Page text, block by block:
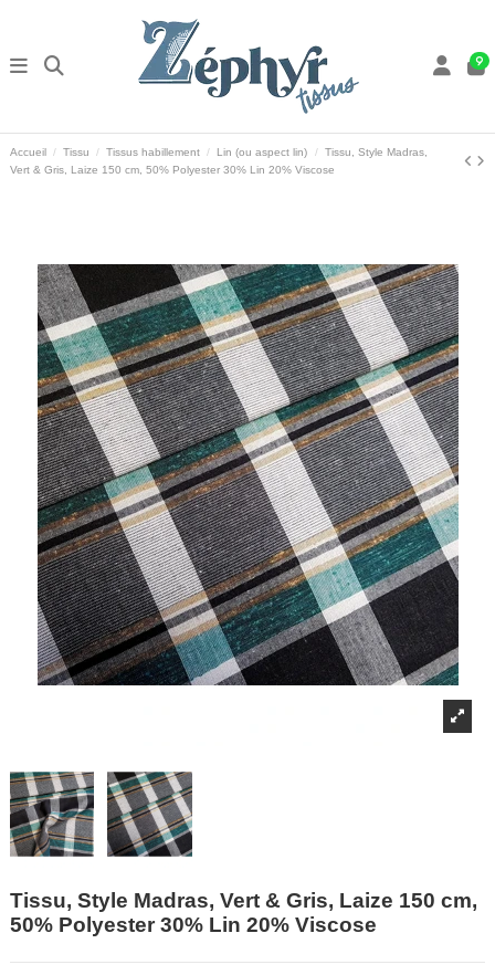
9
Accueil Tissu Tissus habillement Lin (ou aspect lin)
Tissu, Style Madras,
Vert & Gris, Laize 150 cm, 50% Polyester 30% Lin 20% Viscose
Tissu, Style Madras, Vert & Gris, Laize 150 cm,
50% Polyester 30% Lin 20% Viscose